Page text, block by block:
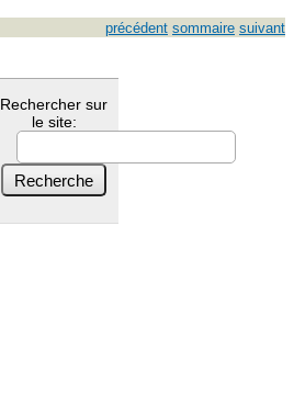
précédent sommaire suivant
Rechercher sur
le site: